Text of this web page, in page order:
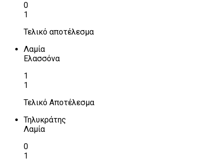
0
1
Τελικό αποτέλεσμα
Λαμία
Ελασσόνα
1
1
Τελικό Αποτέλεσμα
Τηλυκράτης
Λαμία
0
1